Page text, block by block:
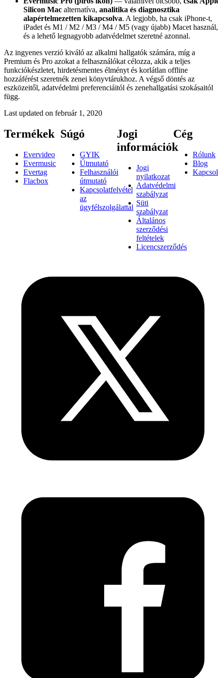
Silicon Mac alternatíva, analitika és diagnosztika
alapértelmezetten kikapcsolva. A legjobb, ha csak iPhone-t,
iPadet és M1 / M2 / M3 / M4 / M5 (vagy újabb) Macet használ,
és a lehető legnagyobb adatvédelmet szeretné azonnal.
Az ingyenes verzió kiváló az alkalmi hallgatók számára, míg a
Premium és Pro azokat a felhasználókat célozza, akik a teljes
funkciókészletet, hirdetésmentes élményt és korlátlan offline
hozzáférést szeretnék zenei könyvtárukhoz. A végső döntés az
eszközeitől, adatvédelmi preferenciáitól és zenehallgatási szokásaitól
függ.
Last updated on február 1, 2020
Termékek
Evervideo
Evermusic
Evertag
Flacbox
Súgó
GYIK
Útmutató
Felhasználói
útmutató
Kapcsolatfelvétel
az
ügyfélszolgálattal
Jogi
információk
Jogi
nyilatkozat
Adatvédelmi
szabályzat
Süti
szabályzat
Általános
szerződési
feltételek
Licencszerződés
Cég
Rólunk
Blog